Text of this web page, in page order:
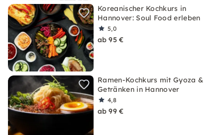
Koreanischer Kochkurs in
Hannover: Soul Food erleben
5,0
ab 95 €
Ramen-Kochkurs mit Gyoza &
Getränken in Hannover
4,8
ab 99 €